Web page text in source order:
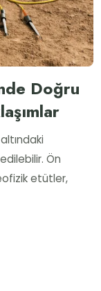
Doğru
Ön
etütler,